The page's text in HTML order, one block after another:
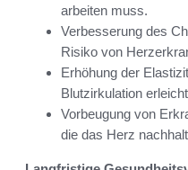
arbeiten muss.
Verbesserung des
Risiko von
Erhöhung der
Blutzirkulation
Vorbeugung von
die das Herz